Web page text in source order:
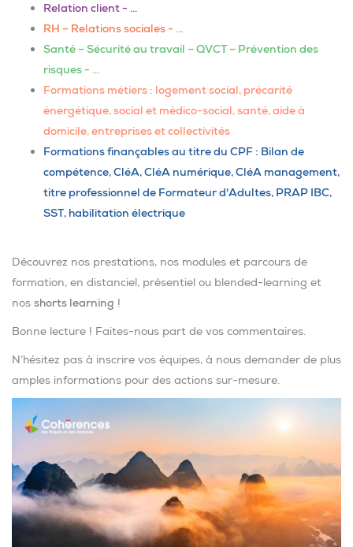
Relation client - …
RH – Relations sociales - …
Santé – Sécurité au travail – QVCT – Prévention des
risques - …
Formations métiers : logement social, précarité
énergétique, social et médico-social, santé, aide à
domicile, entreprises et collectivités
Formations finançables au titre du CPF : Bilan de
compétence, CléA, CléA numérique, CléA management,
titre professionnel de Formateur d'Adultes, PRAP IBC,
SST, habilitation électrique
Découvrez nos prestations, nos modules et parcours de
formation, en distanciel, présentiel ou blended-learning et
nos shorts learning !
Bonne lecture ! Faites-nous part de vos commentaires.
N’hésitez pas à inscrire vos équipes, à nous demander de plus
amples informations pour des actions sur-mesure.